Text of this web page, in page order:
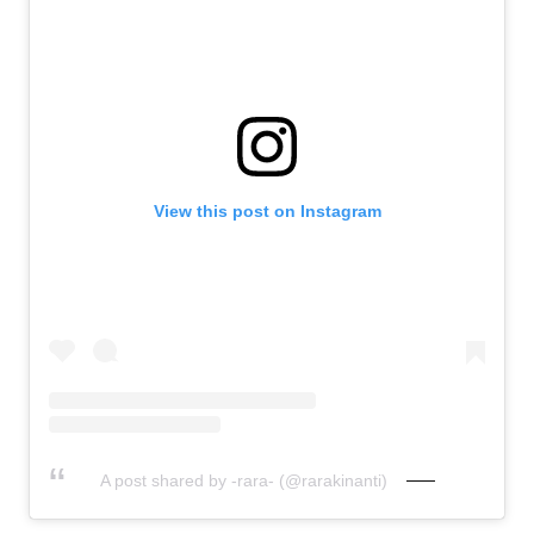
View this post on Instagram
A post shared by -rara- (@rarakinanti)